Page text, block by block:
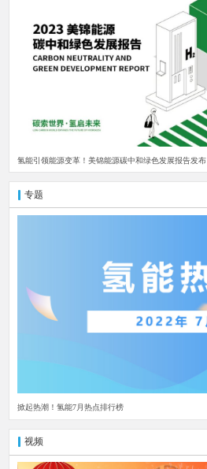
氢能引领能源变革！美锦能源碳中和绿色发展报告发布
专题
掀起热潮！氢能7月热点排行榜
视频